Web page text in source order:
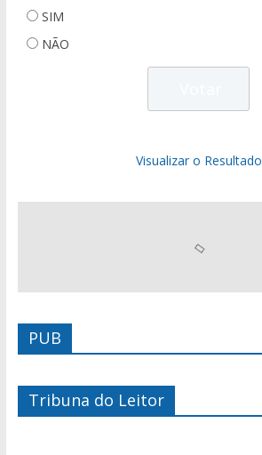
SIM
NÃO
Visualizar o Resultado
PUB
Tribuna do Leitor